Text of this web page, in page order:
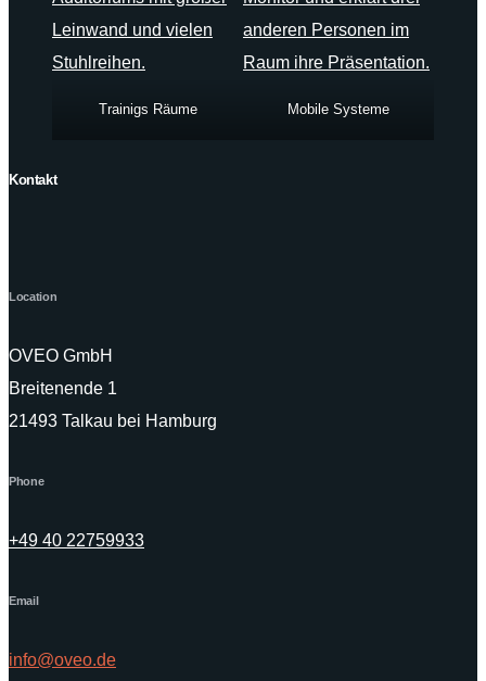
Trainigs Räume Mobile Systeme
Kontakt
Location
OVEO GmbH
Breitenende 1
21493 Talkau bei Hamburg
Phone
+49 40 22759933
Email
info@oveo.de